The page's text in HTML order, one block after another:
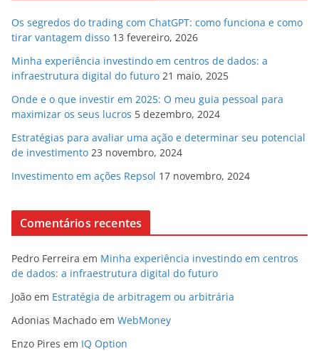
Os segredos do trading com ChatGPT: como funciona e como
tirar vantagem disso 13 fevereiro, 2026
Minha experiência investindo em centros de dados: a
infraestrutura digital do futuro 21 maio, 2025
Onde e o que investir em 2025: O meu guia pessoal para
maximizar os seus lucros 5 dezembro, 2024
Estratégias para avaliar uma ação e determinar seu potencial
de investimento 23 novembro, 2024
Investimento em ações Repsol 17 novembro, 2024
Comentários recentes
Pedro Ferreira em Minha experiência investindo em centros
de dados: a infraestrutura digital do futuro
João em Estratégia de arbitragem ou arbitrária
Adonias Machado em WebMoney
Enzo Pires em IQ Option